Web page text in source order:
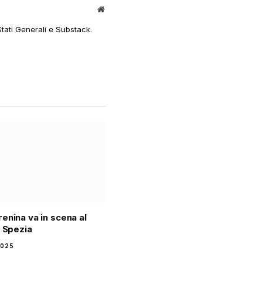
Sito
Generali e Substack.
va in scena al